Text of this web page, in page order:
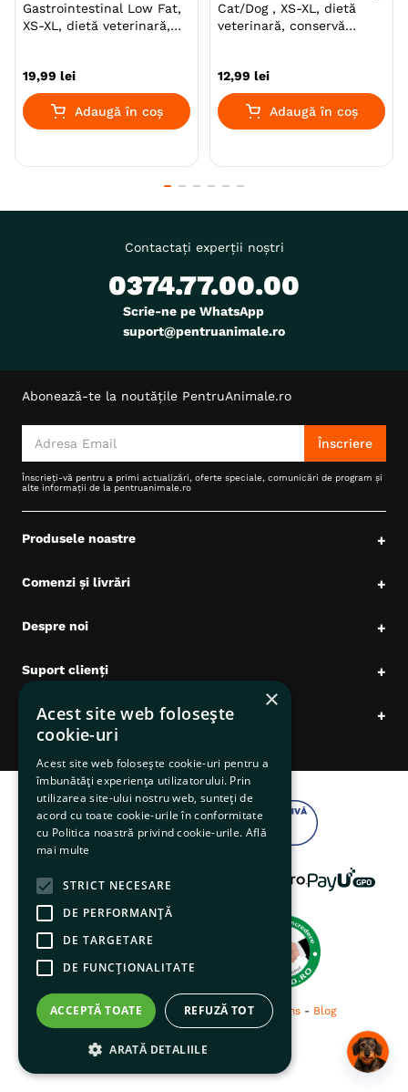
Gastrointestinal Low Fat,
XS-XL, dietă veterinară,
(pate)
19,99 lei
Adaugă în coș
Cat/Dog , XS-XL, dietă
veterinară, conservă
(mousse), 195g
12,99 lei
Adaugă în coș
Contactați experții noștri
0374.77.00.00
Scrie-ne pe WhatsApp
suport@pentruanimale.ro
Abonează-te la noutățile PentruAnimale.ro
Înscriere
Înscrieți-vă pentru a primi actualizări, oferte speciale, comunicări de program și
alte informații de la pentruanimale.ro
Produsele noastre +
Comenzi și livrări +
Despre noi +
Suport clienți +
Date comerciale +
© 2026 pentruanimale.ro -Privacy Terms- Blog
×
Acest site web folosește
cookie-uri
Acest site web folosește cookie-uri pentru a
îmbunătăți experiența utilizatorului. Prin
utilizarea site-ului nostru web, sunteți de
acord cu toate cookie-urile în conformitate
cu Politica noastră privind cookie-urile. Află
mai multe
STRICT NECESARE
DE PERFORMANȚĂ
DE TARGETARE
DE FUNCŢIONALITATE
ACCEPTĂ TOATE REFUZĂ TOT
ARATĂ DETALIILE